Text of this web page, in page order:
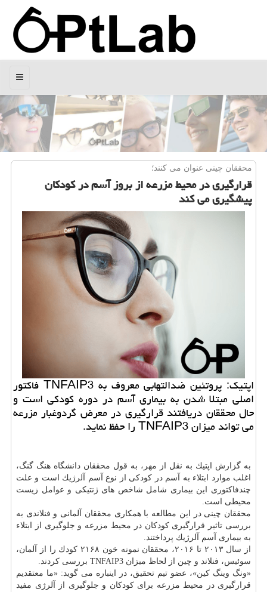
منو
محققان چینی عنوان می كنند؛
قرارگیری در محیط مزرعه از بروز آسم در كودكان
پیشگیری می كند
اپتیك: پروتئین ضدالتهابی معروف به TNFAIP3 فاكتور
اصلی مبتلا شدن به بیماری آسم در دوره كودكی است و
حال محققان دریافتند قرارگیری در معرض گردوغبار مزرعه
می تواند میزان TNFAIP3 را حفظ نماید.
به گزارش اپتیك به نقل از مهر، به قول محققان دانشگاه هنگ گنگ،
اغلب موارد ابتلاء به آسم در كودكی از نوع آسم آلرژیك است و علت
چندفاكتوری این بیماری شامل شاخص های ژنتیكی و عوامل زیست
محیطی است.
محققان چینی در این مطالعه با همكاری محققان آلمانی و فنلاندی به
بررسی تاثیر قرارگیری كودكان در محیط مزرعه و جلوگیری از ابتلاء
به بیماری آسم آلرژیك پرداختند.
از سال ۲۰۱۳ تا ۲۰۱۶، محققان نمونه خون ۲۱۶۸ كودك را از آلمان،
سوئیس، فنلاند و چین از لحاظ میزان TNFAIP3 بررسی كردند.
«ونگ وینگ كین»، عضو تیم تحقیق، در اینباره می گوید: «ما معتقدیم
قرارگیری در محیط مزرعه برای كودكان و جلوگیری از آلرژی مفید